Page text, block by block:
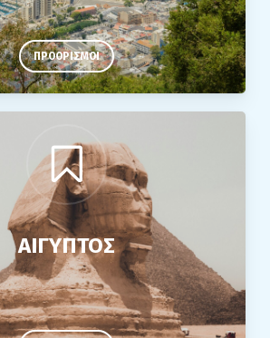
ΠΡΟΟΡΙΣΜΟΙ
ΑΙΓΥΠΤΟΣ